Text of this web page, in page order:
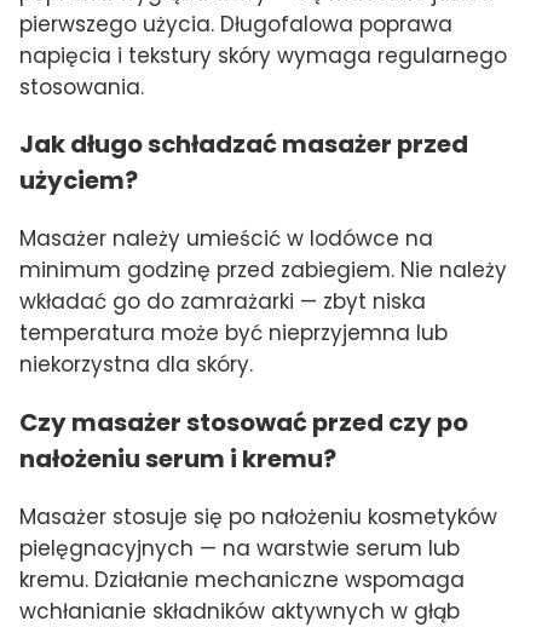
pierwszego użycia. Długofalowa poprawa
napięcia i tekstury skóry wymaga regularnego
stosowania.
Jak długo schładzać masażer przed
użyciem?
Masażer należy umieścić w lodówce na
minimum godzinę przed zabiegiem. Nie należy
wkładać go do zamrażarki — zbyt niska
temperatura może być nieprzyjemna lub
niekorzystna dla skóry.
Czy masażer stosować przed czy po
nałożeniu serum i kremu?
Masażer stosuje się po nałożeniu kosmetyków
pielęgnacyjnych — na warstwie serum lub
kremu. Działanie mechaniczne wspomaga
wchłanianie składników aktywnych w głąb